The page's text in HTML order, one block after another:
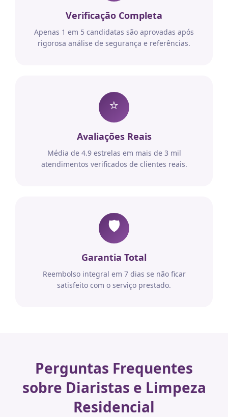
Verificação Completa
Apenas 1 em 5 candidatas são aprovadas após
rigorosa análise de segurança e referências.
⭐
Avaliações Reais
Média de 4.9 estrelas em mais de 3 mil
atendimentos verificados de clientes reais.
🛡️
Garantia Total
Reembolso integral em 7 dias se não ficar
satisfeito com o serviço prestado.
Perguntas Frequentes
sobre Diaristas e Limpeza
Residencial